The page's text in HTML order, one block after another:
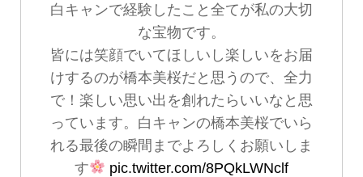
白キャンで経験したこと全てが私の大切
な宝物です。
皆には笑顔でいてほしいし楽しいをお届
けするのが橋本美桜だと思うので、全力
で！楽しい思い出を創れたらいいなと思
っています。白キャンの橋本美桜でいら
れる最後の瞬間までよろしくお願いしま
す
pic.twitter.com/8PQkLWNclf